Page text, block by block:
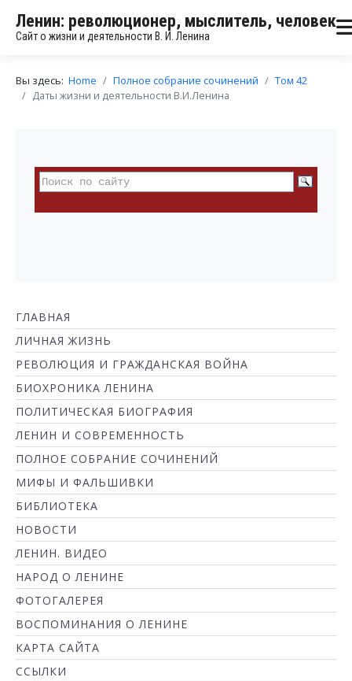
Ленин: революционер, мыслитель, человек
Сайт о жизни и деятельности В. И. Ленина
Вы здесь: Home Полное собрание сочинений
Том 42
Даты жизни и деятельности В.И.Ленина
ГЛАВНАЯ
ЛИЧНАЯ ЖИЗНЬ
РЕВОЛЮЦИЯ И ГРАЖДАНСКАЯ ВОЙНА
БИОХРОНИКА ЛЕНИНА
ПОЛИТИЧЕСКАЯ БИОГРАФИЯ
ЛЕНИН И СОВРЕМЕННОСТЬ
ПОЛНОЕ СОБРАНИЕ СОЧИНЕНИЙ
МИФЫ И ФАЛЬШИВКИ
БИБЛИОТЕКА
НОВОСТИ
ЛЕНИН. ВИДЕО
НАРОД О ЛЕНИНЕ
ФОТОГАЛЕРЕЯ
ВОСПОМИНАНИЯ О ЛЕНИНЕ
КАРТА САЙТА
ССЫЛКИ